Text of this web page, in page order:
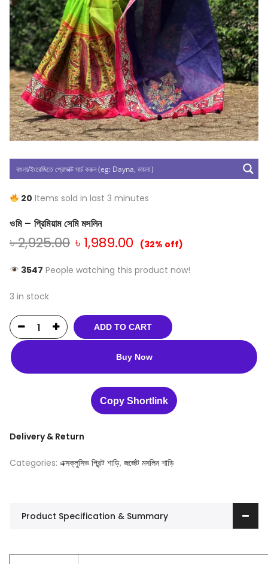
20 Items sold in last 3 minutes
ওমি – প্রিমিয়াম সেমি মসলিন
৳2,925.00 ৳ 1,989.00 (32% off)
3547 People watching this product now!
3 in stock
ADD TO CART
Buy Now
Copy Shortlink
Delivery & Return
Categories: এক্সক্লুসিভ প্রিন্ট শাড়ি, জর্জেট মসলিন শাড়ি
Product Specification & Summary